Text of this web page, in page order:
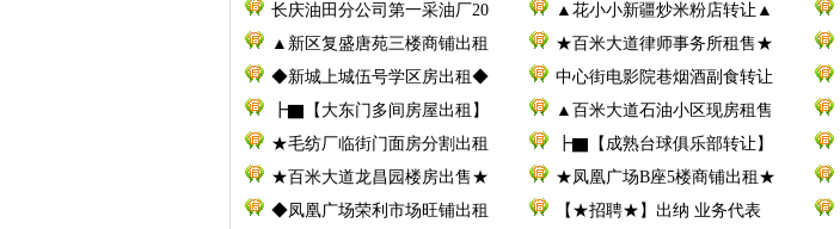
长庆油田分公司第一采油厂20
▲花小小新疆炒米粉店转让▲
▲新区复盛唐苑三楼商铺出租
★百米大道律师事务所租售★
◆新城上城伍号学区房出租◆
中心街电影院巷烟酒副食转让
┣▇【大东门多间房屋出租】
▲百米大道石油小区现房租售
★毛纺厂临街门面房分割出租
┣▇【成熟台球俱乐部转让】
★百米大道龙昌园楼房出售★
★凤凰广场B座5楼商铺出租★
◆凤凰广场荣利市场旺铺出租
【★招聘★】出纳 业务代表